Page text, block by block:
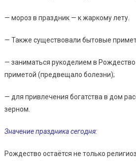
— мороз в праздник — к жаркому лету.
— Также существовали бытовые
— заниматься рукоделием в Рождество
приметой (предвещало болезни);
— для привлечения богатства в дом
зерном.
Значение праздника сегодня:
Рождество остаётся не только